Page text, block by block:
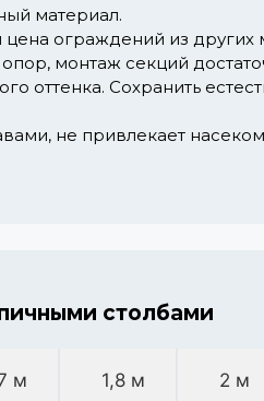
материал.
ограждений из других
монтаж секций
оттенка. Сохранить
не привлекает
столбами
м 1,8 м 2 м